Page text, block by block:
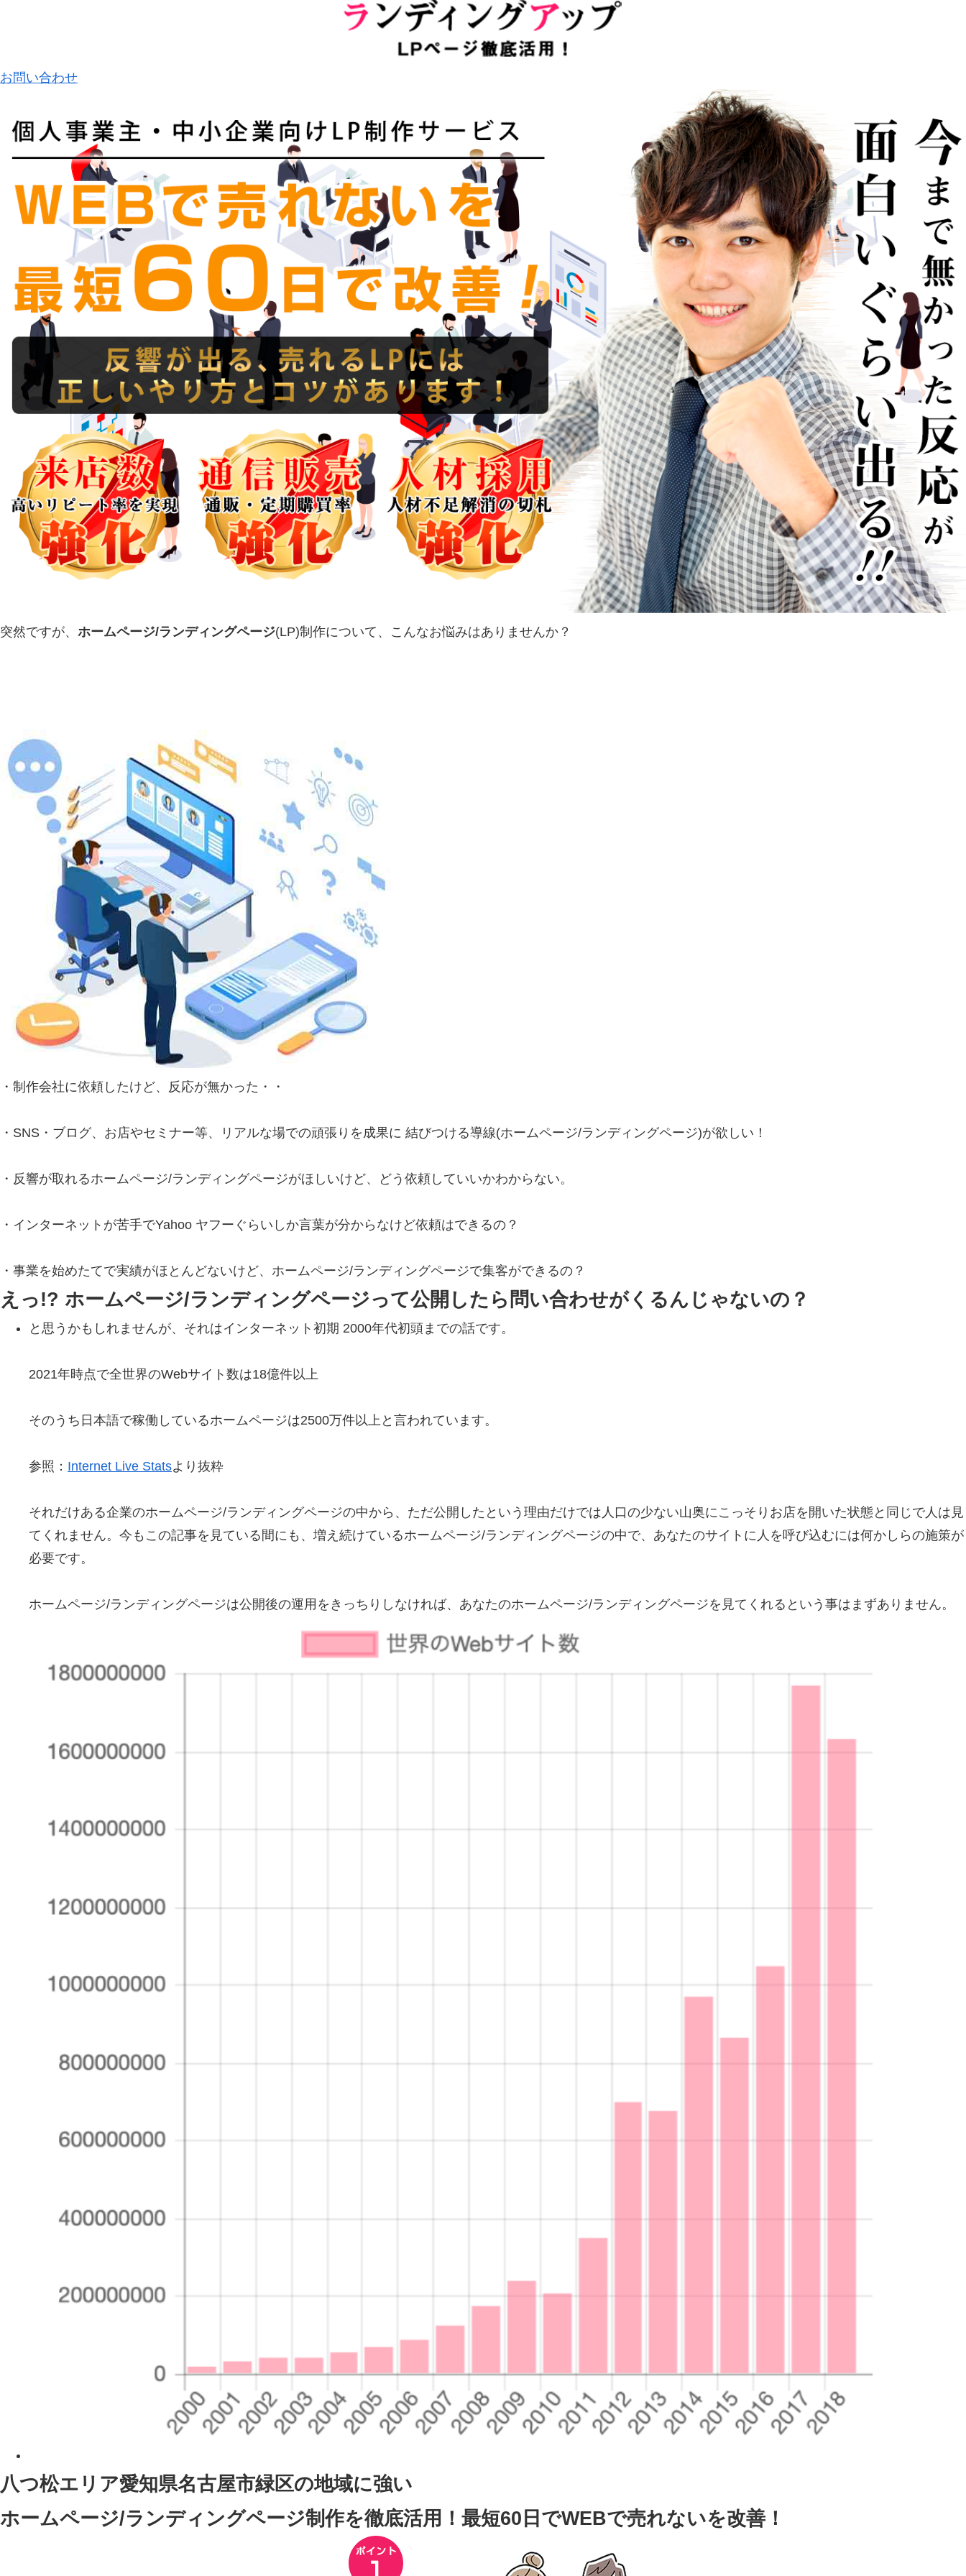
お問い合わせ
突然ですが、 ホームページ/ランディングページ(LP)制作について、こんなお悩みはありませんか？
・制作会社に依頼したけど、反応が無かった・・
・SNS・ブログ、お店やセミナー等、リアルな場での頑張りを成果に 結びつける導線(ホームページ/ランディングページ)が欲しい！
・反響が取れるホームページ/ランディングページがほしいけど、どう依頼していいかわからない。
・インターネットが苦手でYahoo ヤフーぐらいしか言葉が分からなけど依頼はできるの？
・事業を始めたてで実績がほとんどないけど、ホームページ/ランディングページで集客ができるの？
えっ!? ホームページ/ランディングページって公開したら問い合わせがくるんじゃないの？
と思うかもしれませんが、それはインターネット初期 2000年代初頭までの話です。
2021年時点で全世界のWebサイト数は18億件以上
そのうち日本語で稼働しているホームページは2500万件以上と言われています。
参照： Internet Live Statsより抜粋
それだけある企業のホームページ/ランディングページの中から、ただ公開したという理由だけでは人口の少ない山奥にこっそりお店を開いた状態と同じで人は見
てくれません。今もこの記事を見ている間にも、増え続けているホームページ/ランディングページの中で、あなたのサイトに人を呼び込むには何かしらの施策が
必要です。
ホームページ/ランディングページは公開後の運用をきっちりしなければ、あなたのホームページ/ランディングページを見てくれるという事はまずありません。
八つ松エリア愛知県名古屋市緑区の地域に強い
ホームページ/ランディングページ制作を徹底活用！最短60日でWEBで売れないを改善！